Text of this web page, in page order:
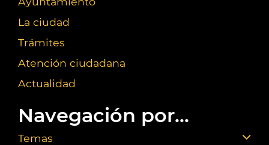
La ciudad
Trámites
Atención ciudadana
Actualidad
Navegación por...
Temas